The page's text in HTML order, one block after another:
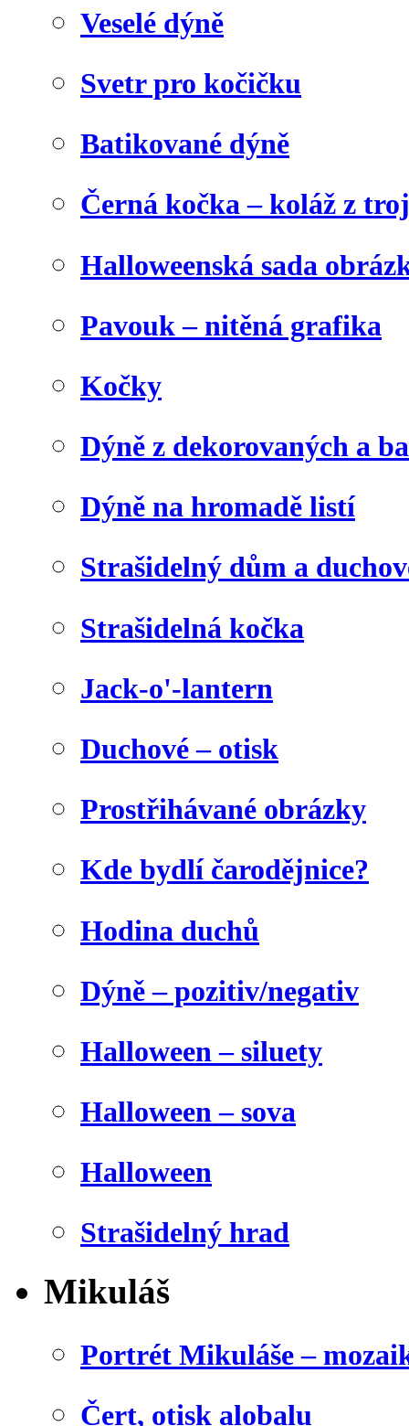
Veselé dýně
Svetr pro kočičku
Batikované dýně
Černá kočka – koláž z
Halloweenská sada
Pavouk – nitěná grafika
Kočky
Dýně z dekorovaných a
Dýně na hromadě listí
Strašidelný dům a
Strašidelná kočka
Jack-o'-lantern
Duchové – otisk
Prostřihávané obrázky
Kde bydlí čarodějnice?
Hodina duchů
Dýně – pozitiv/negativ
Halloween – siluety
Halloween – sova
Halloween
Strašidelný hrad
Mikuláš
Portrét Mikuláše –
Čert, otisk alobalu